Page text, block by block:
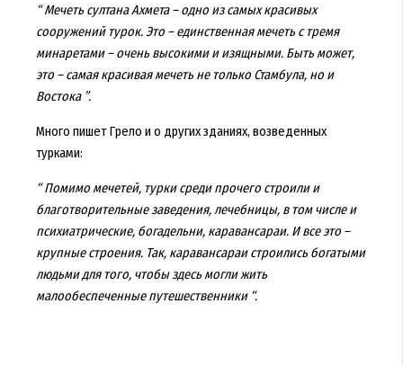
“ Мечеть султана Ахмета – одно из самых красивых
сооружений турок. Это – единственная мечеть с тремя
минаретами – очень высокими и изящными. Быть может,
это – самая красивая мечеть не только Стамбула, но и
Востока ”.
Много пишет Грело и о других зданиях, возведенных
турками:
“ Помимо мечетей, турки среди прочего строили и
благотворительные заведения, лечебницы, в том числе и
психиатрические, богадельни, каравансараи. И все это –
крупные строения. Так, каравансараи строились богатыми
людьми для того, чтобы здесь могли жить
малообеспеченные путешественники “.